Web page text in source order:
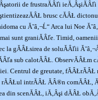
de frustraĂÂľi
brusc cĂÂŁ
cu Ă˘â‚¬Ĺ“ Arca lui Noe
sunt graniĂÂľe. Timid, oamenii
la gĂÂŁsirea de soluĂÂľii
sub calotĂÂŁ.
Centrul de greutate,
intrĂÂŁ ĂÂ®n comĂÂŁ,
din scenĂÂŁ, iĂ‚Âşi dĂÂŁ